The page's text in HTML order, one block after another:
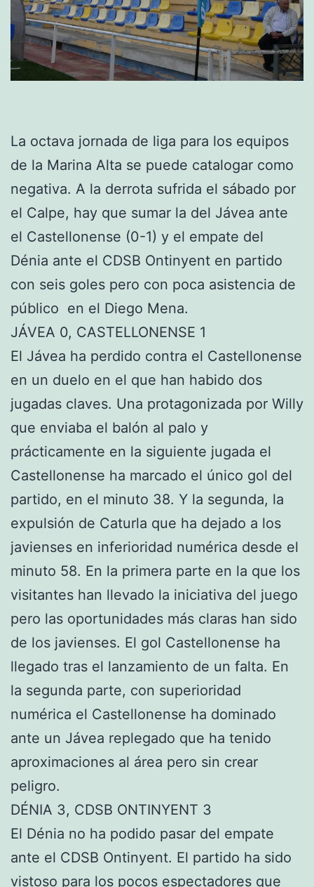
La octava jornada de liga para los equipos
de la Marina Alta se puede catalogar como
negativa. A la derrota sufrida el sábado por
el Calpe, hay que sumar la del Jávea ante
el Castellonense (0-1) y el empate del
Dénia ante el CDSB Ontinyent en partido
con seis goles pero con poca asistencia de
público en el Diego Mena.
JÁVEA 0, CASTELLONENSE 1
El Jávea ha perdido contra el Castellonense
en un duelo en el que han habido dos
jugadas claves. Una protagonizada por Willy
que enviaba el balón al palo y
prácticamente en la siguiente jugada el
Castellonense ha marcado el único gol del
partido, en el minuto 38. Y la segunda, la
expulsión de Caturla que ha dejado a los
javienses en inferioridad numérica desde el
minuto 58. En la primera parte en la que los
visitantes han llevado la iniciativa del juego
pero las oportunidades más claras han sido
de los javienses. El gol Castellonense ha
llegado tras el lanzamiento de un falta. En
la segunda parte, con superioridad
numérica el Castellonense ha dominado
ante un Jávea replegado que ha tenido
aproximaciones al área pero sin crear
peligro.
DÉNIA 3, CDSB ONTINYENT 3
El Dénia no ha podido pasar del empate
ante el CDSB Ontinyent. El partido ha sido
vistoso para los pocos espectadores que